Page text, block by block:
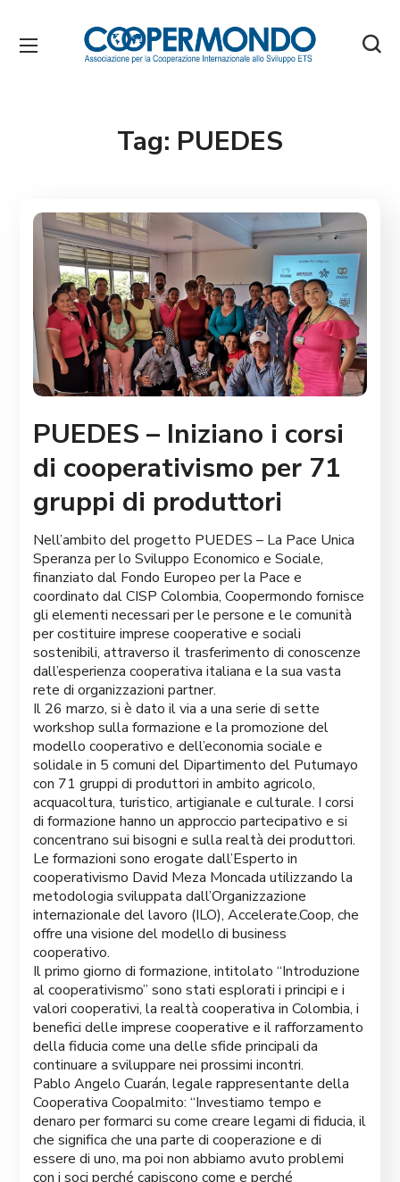
Tag: PUEDES
PUEDES – Iniziano i corsi
di cooperativismo per 71
gruppi di produttori
Nell’ambito del progetto PUEDES – La Pace Unica
Speranza per lo Sviluppo Economico e Sociale,
finanziato dal Fondo Europeo per la Pace e
coordinato dal CISP Colombia, Coopermondo fornisce
gli elementi necessari per le persone e le comunità
per costituire imprese cooperative e sociali
sostenibili, attraverso il trasferimento di conoscenze
dall’esperienza cooperativa italiana e la sua vasta
rete di organizzazioni partner.
Il 26 marzo, si è dato il via a una serie di sette
workshop sulla formazione e la promozione del
modello cooperativo e dell’economia sociale e
solidale in 5 comuni del Dipartimento del Putumayo
con 71 gruppi di produttori in ambito agricolo,
acquacoltura, turistico, artigianale e culturale. I corsi
di formazione hanno un approccio partecipativo e si
concentrano sui bisogni e sulla realtà dei produttori.
Le formazioni sono erogate dall’Esperto in
cooperativismo David Meza Moncada utilizzando la
metodologia sviluppata dall’Organizzazione
internazionale del lavoro (ILO), Accelerate.Coop, che
offre una visione del modello di business
cooperativo.
Il primo giorno di formazione, intitolato “Introduzione
al cooperativismo” sono stati esplorati i principi e i
valori cooperativi, la realtà cooperativa in Colombia, i
benefici delle imprese cooperative e il rafforzamento
della fiducia come una delle sfide principali da
continuare a sviluppare nei prossimi incontri.
Pablo Angelo Cuarán, legale rappresentante della
Cooperativa Coopalmito: “Investiamo tempo e
denaro per formarci su come creare legami di fiducia, il
che significa che una parte di cooperazione e di
essere di uno, ma poi non abbiamo avuto problemi
con i soci perché capiscono come e perché